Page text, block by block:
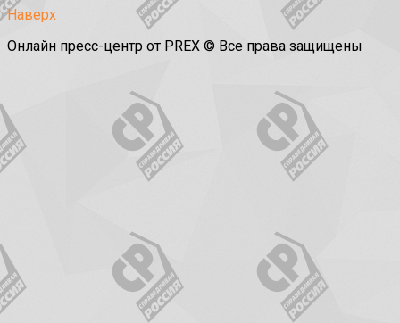
Наверх
Онлайн пресс-центр от PREX © Все права защищены